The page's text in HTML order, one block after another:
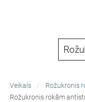
Veikals
Rožukronis
Rožukronis rokām